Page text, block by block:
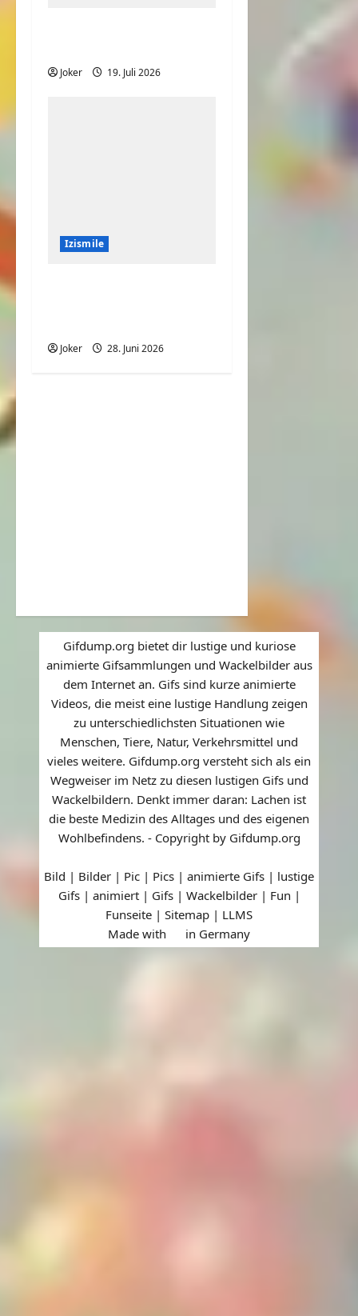
Joker 19. Juli 2026
Izismile
Joker 28. Juni 2026
Gifdump.org bietet dir lustige und kuriose
animierte Gifsammlungen und Wackelbilder aus
dem Internet an. Gifs sind kurze animierte
Videos, die meist eine lustige Handlung zeigen
zu unterschiedlichsten Situationen wie
Menschen, Tiere, Natur, Verkehrsmittel und
vieles weitere. Gifdump.org versteht sich als ein
Wegweiser im Netz zu diesen lustigen Gifs und
Wackelbildern. Denkt immer daran: Lachen ist
die beste Medizin des Alltages und des eigenen
Wohlbefindens. - Copyright by Gifdump.org
Bild | Bilder | Pic | Pics | animierte Gifs | lustige
Gifs | animiert | Gifs | Wackelbilder | Fun |
Funseite | Sitemap | LLMS
Made with
in Germany